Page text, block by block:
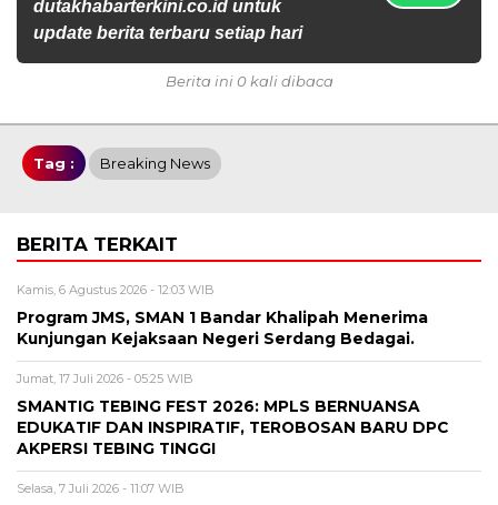
dutakhabarterkini.co.id untuk
update berita terbaru setiap hari
Berita ini 0 kali dibaca
Tag : Breaking News
BERITA TERKAIT
Kamis, 6 Agustus 2026 - 12:03 WIB
Program JMS, SMAN 1 Bandar Khalipah Menerima
Kunjungan Kejaksaan Negeri Serdang Bedagai.
Jumat, 17 Juli 2026 - 05:25 WIB
SMANTIG TEBING FEST 2026: MPLS BERNUANSA
EDUKATIF DAN INSPIRATIF, TEROBOSAN BARU DPC
AKPERSI TEBING TINGGI
Selasa, 7 Juli 2026 - 11:07 WIB